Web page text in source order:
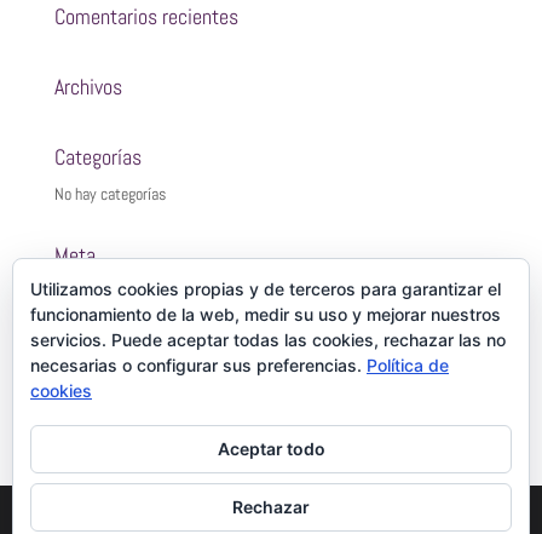
Comentarios recientes
Archivos
Categorías
No hay categorías
Meta
Acceder
Feed de entradas
Feed de comentarios
WordPress.org
Utilizamos cookies propias y de terceros para garantizar el
funcionamiento de la web, medir su uso y mejorar nuestros
servicios. Puede aceptar todas las cookies, rechazar las no
necesarias o configurar sus preferencias. Política de
cookies
Aceptar todo
Rechazar